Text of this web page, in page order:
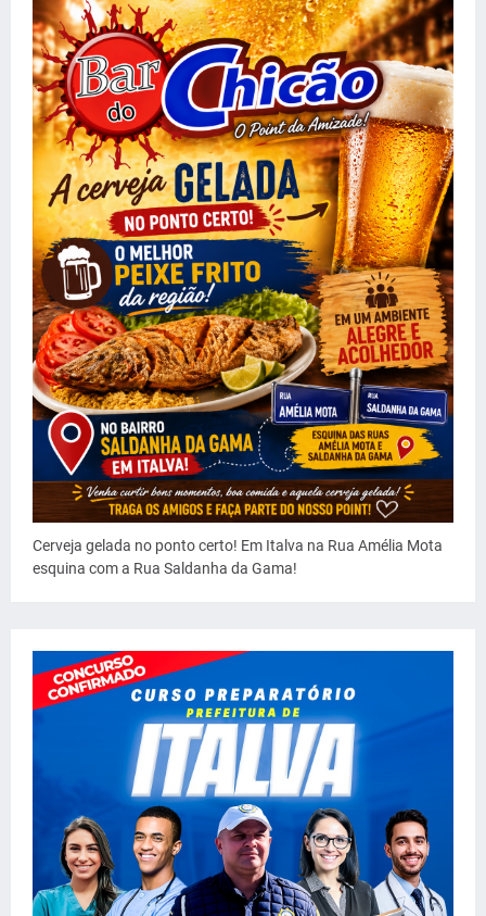
Cerveja gelada no ponto certo! Em Italva na Rua Amélia Mota
esquina com a Rua Saldanha da Gama!